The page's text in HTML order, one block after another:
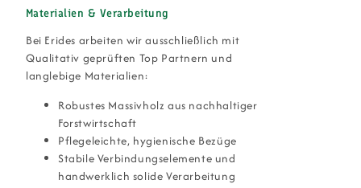
Materialien & Verarbeitung
Bei Erides arbeiten wir ausschließlich mit
Qualitativ geprüften Top Partnern und
langlebige Materialien:
Robustes Massivholz aus nachhaltiger
Forstwirtschaft
Pflegeleichte, hygienische Bezüge
Stabile Verbindungselemente und
handwerklich solide Verarbeitung